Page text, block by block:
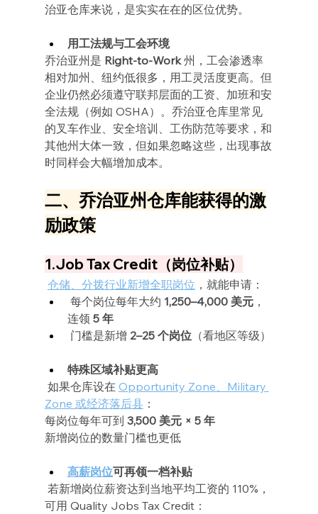
治亚仓库来说，是实实在在的区位优势。
用工法规与工会环境
乔治亚州是 Right-to-Work 州，工会渗透率
相对加州、纽约低很多，用工灵活度更高。但
企业仍然必须遵守联邦层面的工资、加班和安
全法规（例如 OSHA）。乔治亚仓库里常见
的叉车作业、安全培训、工伤防范等要求，和
其他州大体一致，但如果忽略这些，出现事故
时同样会大幅增加成本。
二、乔治亚州仓库能获得的激
励政策
1.Job Tax Credit（岗位补贴）
仓储、分拨行业新增全职岗位 ，就能申请：
每个岗位每年大约 1,250–4,000 美元，
连领 5 年
门槛是新增 2–25 个岗位（看地区等级）
特殊区域补贴更高
如果仓库设在 Opportunity Zone、Military
Zone 或经济落后县：
每岗位每年可到 3,500 美元 × 5 年
新增岗位的数量门槛也更低
高薪岗位可再领一档补贴
若新增岗位薪资达到当地平均工资的 110%，
可用 Quality Jobs Tax Credit：